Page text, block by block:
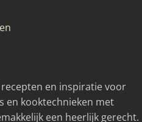
recepten en inspiratie voor
en kooktechnieken met
een heerlijk gerecht.